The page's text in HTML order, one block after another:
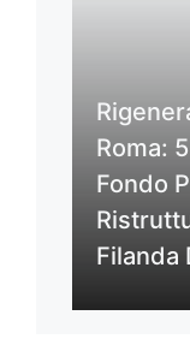
Roma:
Fondo
Filanda